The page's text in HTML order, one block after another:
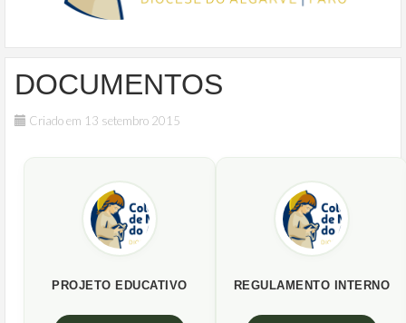
DOCUMENTOS
Criado em 13 setembro 2015
PROJETO EDUCATIVO REGULAMENTO INTERNO